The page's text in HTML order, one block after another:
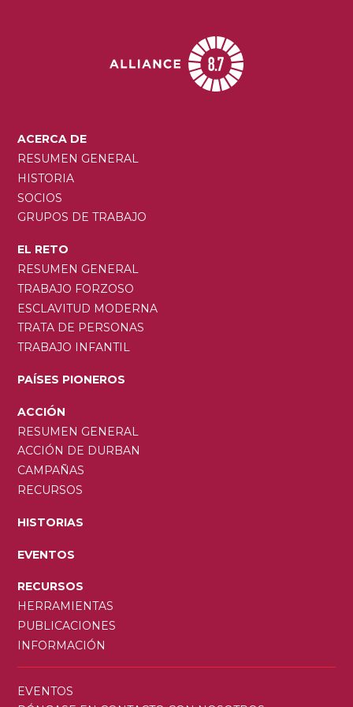
MAIN
NAVIGATION
ACERCA DE
RESUMEN GENERAL
HISTORIA
SOCIOS
GRUPOS DE TRABAJO
EL RETO
RESUMEN GENERAL
TRABAJO FORZOSO
ESCLAVITUD MODERNA
TRATA DE PERSONAS
TRABAJO INFANTIL
PAÍSES PIONEROS
ACCIÓN
RESUMEN GENERAL
ACCIÓN DE DURBAN
CAMPAÑAS
RECURSOS
HISTORIAS
EVENTOS
RECURSOS
HERRAMIENTAS
PUBLICACIONES
INFORMACIÓN
SECONDARY
EVENTOS